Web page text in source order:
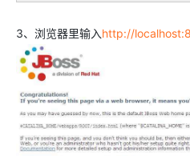
3、浏览器里输入http://